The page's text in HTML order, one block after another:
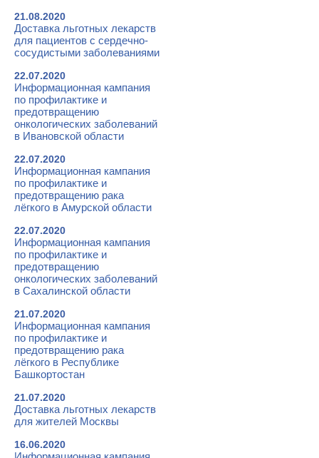
21.08.2020
Доставка льготных лекарств
для пациентов с сердечно-
сосудистыми заболеваниями
22.07.2020
Информационная кампания
по профилактике и
предотвращению
онкологических заболеваний
в Ивановской области
22.07.2020
Информационная кампания
по профилактике и
предотвращению рака
лёгкого в Амурской области
22.07.2020
Информационная кампания
по профилактике и
предотвращению
онкологических заболеваний
в Сахалинской области
21.07.2020
Информационная кампания
по профилактике и
предотвращению рака
лёгкого в Республике
Башкортостан
21.07.2020
Доставка льготных лекарств
для жителей Москвы
16.06.2020